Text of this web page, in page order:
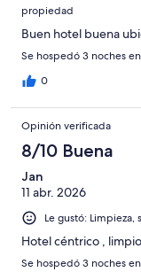
propiedad
Buen hotel buena
Se hospedó 3 noches
0
Opinión verificada
8/10 Buena
Jan
11 abr. 2026
Le gustó:
Hotel céntrico ,
Se hospedó 3 noches